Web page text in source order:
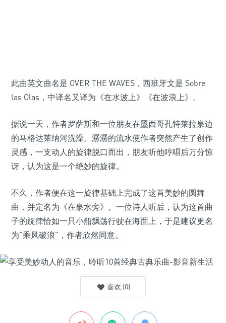
此曲英文曲名是 OVER THE WAVES，西班牙文是 Sobre
las Olas，中译名又译为《在水波上》《在波浪上》。
据说一天，作者罗萨斯和一位朋友在墨西哥孔特莱拉泉边
的马格达莱纳河洗澡。潺潺的流水使作者突然产生了创作
灵感，一支动人的旋律脱口而出，朋友听他哼唱后万分惊
讶，认为这是一个绝妙的旋律。
不久，作者便在这一旋律基础上完成了这首美妙的圆舞
曲，并定名为《在泉水旁》。一位诗人听后，认为这首曲
子的旋律恰如一只小船飘荡行驶在海面上，于是建议更名
为“乘风破浪”，作者欣然同意。
喜欢 (0)